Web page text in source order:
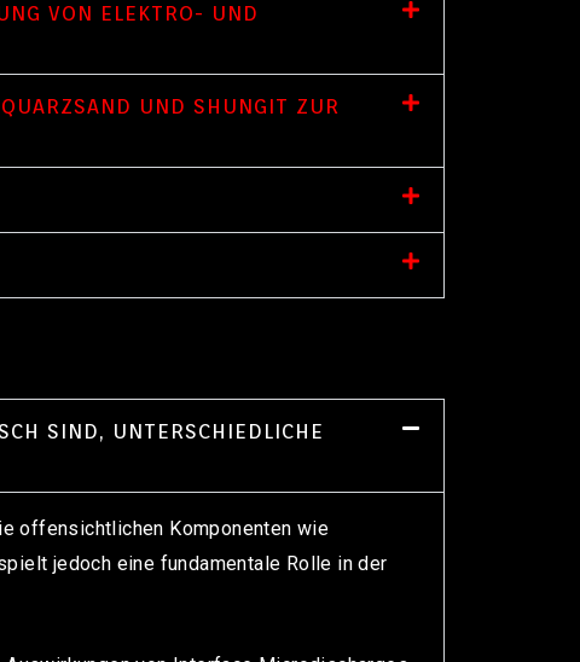
VON ELEKTRO- UND
UND SHUNGIT ZUR
SIND, UNTERSCHIEDLICHE
offensichtlichen Komponenten wie
jedoch eine fundamentale Rolle in der